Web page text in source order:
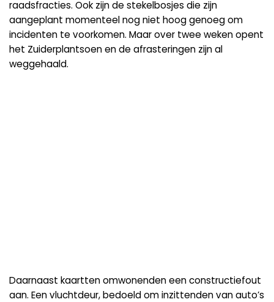
raadsfracties. Ook zijn de stekelbosjes die zijn
aangeplant momenteel nog niet hoog genoeg om
incidenten te voorkomen. Maar over twee weken opent
het Zuiderplantsoen en de afrasteringen zijn al
weggehaald.
Daarnaast kaartten omwonenden een constructiefout
aan. Een vluchtdeur, bedoeld om inzittenden van auto’s